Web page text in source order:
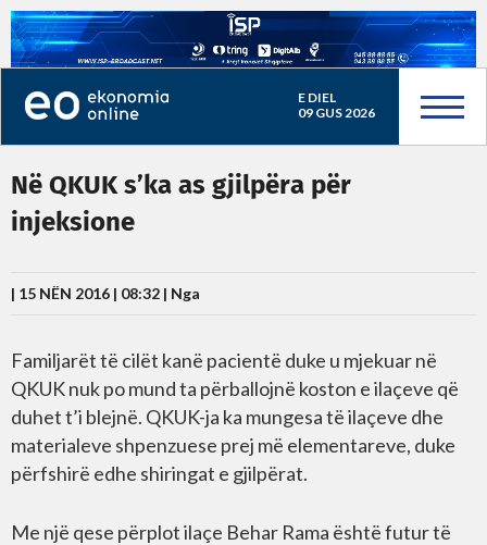
E DIEL
09 GUS 2026
Në QKUK s’ka as gjilpëra për
injeksione
| 15 NËN 2016 | 08:32 | Nga
Familjarët të cilët kanë pacientë duke u mjekuar në
QKUK nuk po mund ta përballojnë koston e ilaçeve që
duhet t’i blejnë. QKUK-ja ka mungesa të ilaçeve dhe
materialeve shpenzuese prej më elementareve, duke
përfshirë edhe shiringat e gjilpërat.
Me një qese përplot ilaçe Behar Rama është futur të